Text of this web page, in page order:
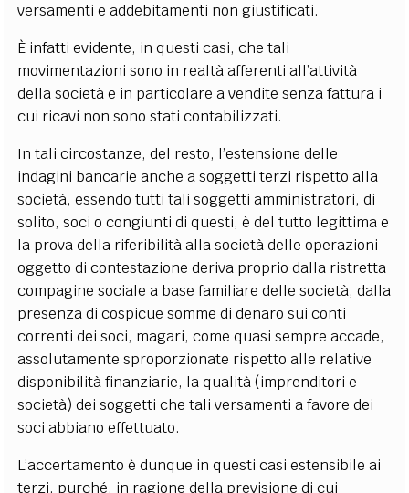
versamenti e addebitamenti non giustificati.
È infatti evidente, in questi casi, che tali
movimentazioni sono in realtà afferenti all’attività
della società e in particolare a vendite senza fattura i
cui ricavi non sono stati contabilizzati.
In tali circostanze, del resto, l’estensione delle
indagini bancarie anche a soggetti terzi rispetto alla
società, essendo tutti tali soggetti amministratori, di
solito, soci o congiunti di questi, è del tutto legittima e
la prova della riferibilità alla società delle operazioni
oggetto di contestazione deriva proprio dalla ristretta
compagine sociale a base familiare delle società, dalla
presenza di cospicue somme di denaro sui conti
correnti dei soci, magari, come quasi sempre accade,
assolutamente sproporzionate rispetto alle relative
disponibilità finanziarie, la qualità (imprenditori e
società) dei soggetti che tali versamenti a favore dei
soci abbiano effettuato.
L’accertamento è dunque in questi casi estensibile ai
terzi, purché, in ragione della previsione di cui